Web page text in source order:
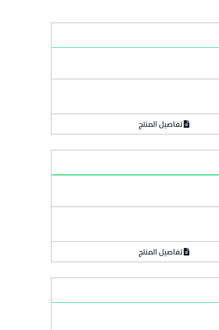
تفاصيل المنتج
تفاصيل المنتج